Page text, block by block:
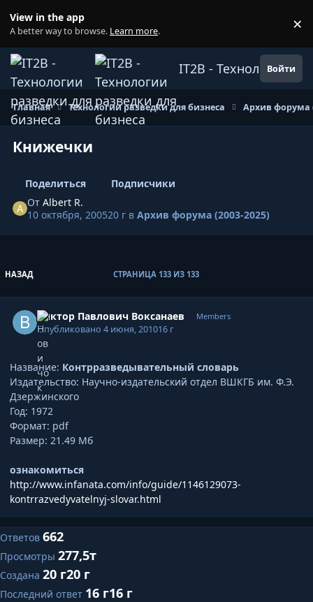
View in the app
A better way to browse. Learn more. ×
IT2B - Технологии
Войти
Главная Технологии разведки для бизнеса Архив форума
Книжечки
Поделиться
Подписчики
ОтAlbert R.
10 октября, 200520 г вАрхив форума (2003-2025)
ПЕРВАЯ СТРАНИЦА
НАЗАД СТРАНИЦА 133 ИЗ 133
Виктор Павлович Воксанаев Members
Опубликовано4 июня, 201016 г
Название: Контрразведывательный словарь
Издательство: Научно-издательский отдел ВШКГБ им. Ф.Э.
Дзержинского
Год: 1972
Формат: pdf
Размер: 21.49 Мб
ознакомиться
http://www.infanata.com/info/guide/1146129073-
kontrrazvedyvatelnyj-slovar.html
Ответов 662
Просмотры 277,5т
Создана 20 г20 г
Последний ответ 16 г16 г